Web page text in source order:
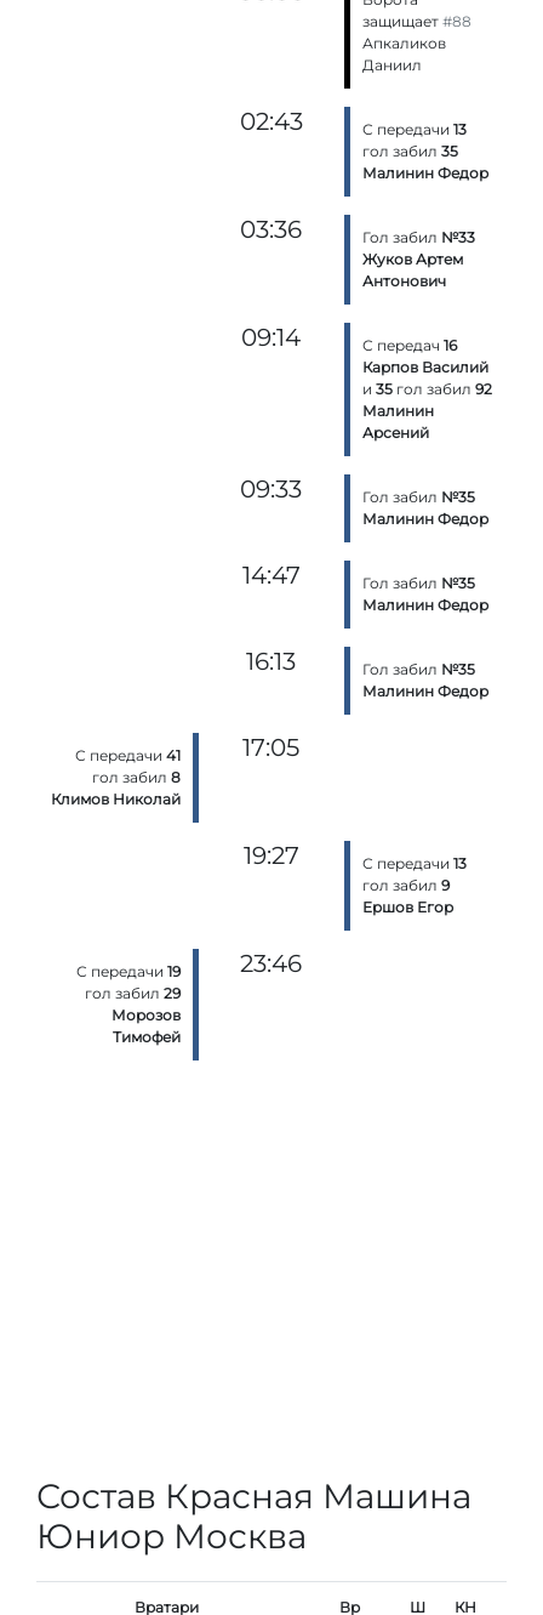
защищает #88
Апкаликов
Даниил
02:43 С передачи 13
гол забил 35
Малинин Федор
03:36 Гол забил №33
Жуков Артем
Антонович
09:14 С передач 16
Карпов Василий
и 35 гол забил 92
Малинин
Арсений
09:33 Гол забил №35
Малинин Федор
14:47 Гол забил №35
Малинин Федор
16:13 Гол забил №35
Малинин Федор
С передачи41
гол забил8
Климов Николай
17:05
19:27 С передачи 13
гол забил 9
Ершов Егор
С передачи19
гол забил29
Морозов
Тимофей
23:46
Состав Красная Машина
Юниор Москва
Вратари Вр Ш КН